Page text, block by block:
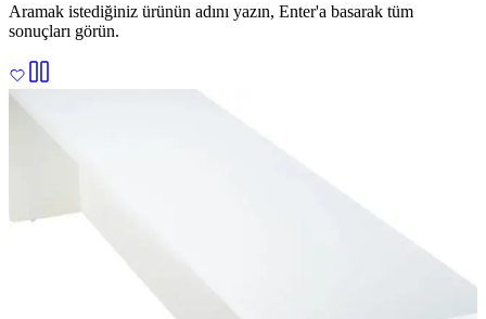
Aramak istediğiniz ürünün adını yazın, Enter'a basarak tüm
sonuçları görün.